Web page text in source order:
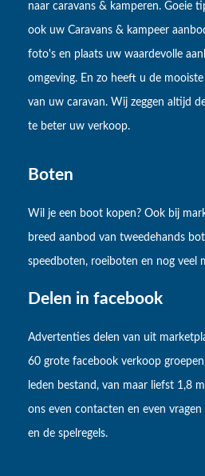
naar caravans & kamperen. Goeie
ook uw Caravans & kampeer
foto's en plaats uw waardevolle
omgeving. En zo heeft u de
van uw caravan. Wij zeggen altijd
te beter uw verkoop.
Boten
Wil je een boot kopen? Ook bij
breed aanbod van tweedehands
speedboten, roeiboten en nog veel
Delen in facebook
Advertenties delen van uit
60 grote facebook verkoop
leden bestand, van maar liefst 1,8
ons even contacten en even
en de spelregels.